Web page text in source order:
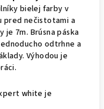
bielej farby v
pred nečistotami a
je 7m. Brúsna páska
odtrhne a
Výhodou je
white je